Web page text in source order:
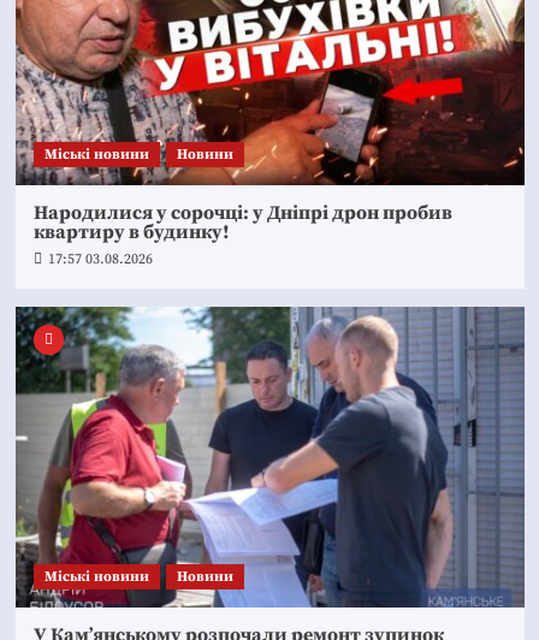
Mіські новини Новини
Народилися у сорочці: у Дніпрі дрон пробив
квартиру в будинку!
17:57 03.08.2026
Mіські новини Новини